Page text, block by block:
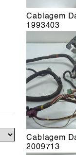
Cablagem
1993403
Cablagem
2009713